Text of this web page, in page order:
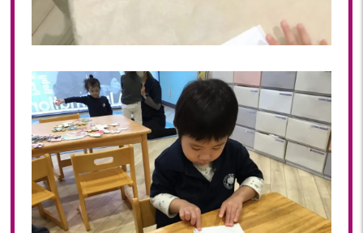
2019年 05月(19)
2019年 04月(5)
2019年 02月(12)
2019年 01月(15)
2018
2018年 12月(12)
2018年 11月(18)
2018年 10月(17)
2018年 09月(15)